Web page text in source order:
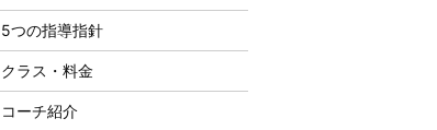
5つの指導指針
クラス・料金
コーチ紹介